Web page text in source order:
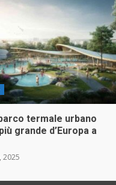
termale urbano
grande d’Europa a
2025